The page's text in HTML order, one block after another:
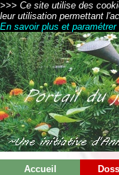
>>> Ce site utilise des
leur utilisation permettant
En savoir plus et
Accueil